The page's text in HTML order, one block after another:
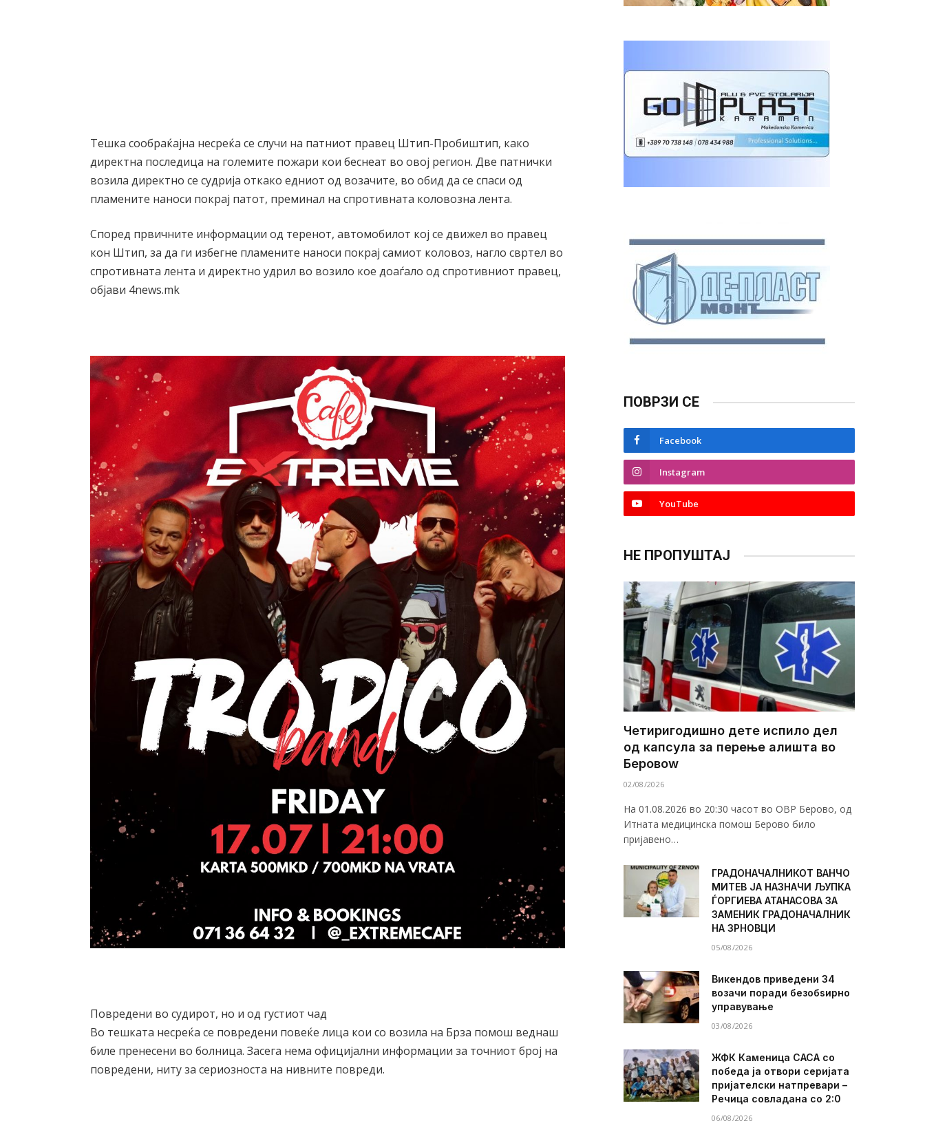
Тешка сообраќајна несреќа се случи на патниот правец Штип-Пробиштип, како
директна последица на големите пожари кои беснеат во овој регион. Две патнички
возила директно се судрија откако едниот од возачите, во обид да се спаси од
пламените наноси покрај патот, преминал на спротивната коловозна лента.
Според првичните информации од теренот, автомобилот кој се движел во правец
кон Штип, за да ги избегне пламените наноси покрај самиот коловоз, нагло свртел во
спротивната лента и директно удрил во возило кое доаѓало од спротивниот правец,
објави 4news.mk
Повредени во судирот, но и од густиот чад
Во тешката несреќа се повредени повеќе лица кои со возила на Брза помош веднаш
биле пренесени во болница. Засега нема официјални информации за точниот број на
повредени, ниту за сериозноста на нивните повреди.
ПОВРЗИ СЕ
Facebook
Instagram
YouTube
НЕ ПРОПУШТАЈ
Четиригодишно дете испило дел
од капсула за перење алишта во
Беровоw
02/08/2026
На 01.08.2026 во 20:30 часот во ОВР Берово, од
Итната медицинска помош Берово било
пријавено…
ГРАДОНАЧАЛНИКОТ ВАНЧО
МИТЕВ ЈА НАЗНАЧИ ЉУПКА
ЃОРГИЕВА АТАНАСОВА ЗА
ЗАМЕНИК ГРАДОНАЧАЛНИК
НА ЗРНОВЦИ
05/08/2026
Викендов приведени 34
возачи поради безобѕирно
управување
03/08/2026
ЖФК Каменица САСА со
победа ја отвори серијата
пријателски натпревари –
Речица совладана со 2:0
06/08/2026